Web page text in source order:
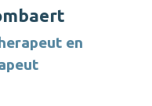
en